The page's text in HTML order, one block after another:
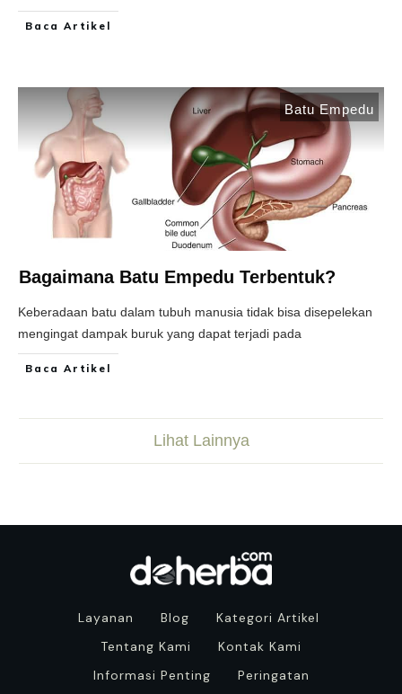
Baca Artikel
Batu Empedu
Bagaimana Batu Empedu Terbentuk?
Keberadaan batu dalam tubuh manusia tidak bisa disepelekan
mengingat dampak buruk yang dapat terjadi pada
Baca Artikel
Lihat Lainnya
Layanan Blog
Kategori Artikel
Tentang Kami
Kontak Kami
Informasi Penting
Peringatan